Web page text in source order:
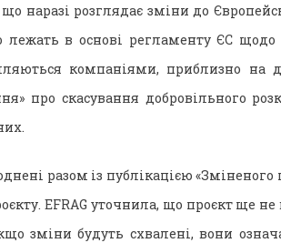
наразі розглядає зміни до
лежать в основі регламенту ЄС щодо
компаніями, приблизно на
про скасування добровільного
разом із публікацією «Зміненого
EFRAG уточнила, що проєкт ще не
зміни будуть схвалені, вони